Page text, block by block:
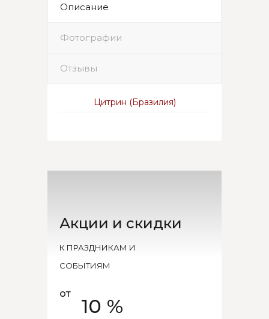
Описание
Фотографии
Отзывы
Цитрин (Бразилия)
Акции и скидки
К ПРАЗДНИКАМ И
СОБЫТИЯМ
от
10 %